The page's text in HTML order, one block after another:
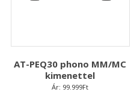
AT-PEQ30 phono MM/MC
kimenettel
Ár: 99.999Ft